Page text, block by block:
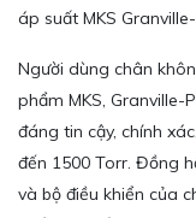
áp suất MKS
Người dùng chân
phẩm MKS,
đáng tin cậy, chính
đến 1500 Torr. Đồng
và bộ điều khiển của